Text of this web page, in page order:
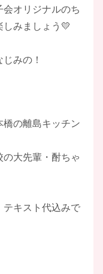
オリジナルのち
しみましょう💛
みの！
の離島キッチン
大先輩・酎ちゃ
テキスト代込みで